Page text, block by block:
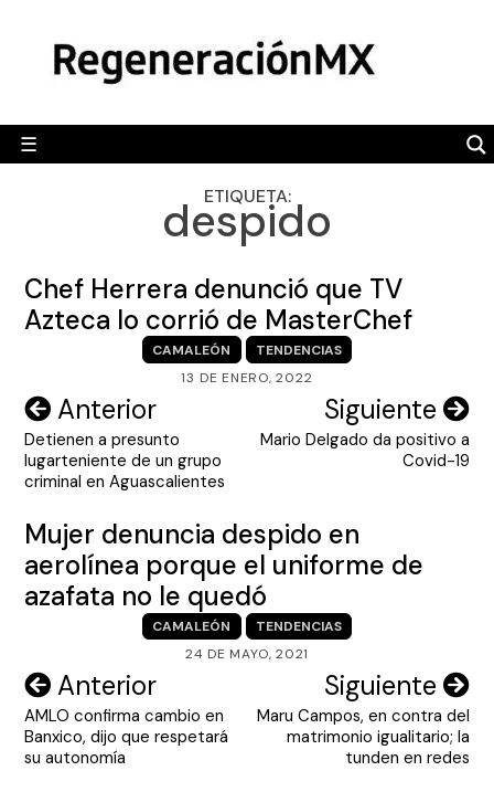
content
☰
POLÍTICA
CAMALEÓN
OPINIÓN
ENGLISH SECTION
VIDEOS
ETIQUETA:
despido
Chef Herrera denunció que TV
Azteca lo corrió de MasterChef
CAMALEÓN
TENDENCIAS
13 DE ENERO, 2022
Navegación
de
entradas
Anterior
Detienen a presunto
lugarteniente de un grupo
criminal en Aguascalientes
Siguiente
Mario Delgado da positivo a
Covid-19
Mujer denuncia despido en
aerolínea porque el uniforme de
azafata no le quedó
CAMALEÓN
TENDENCIAS
24 DE MAYO, 2021
Navegación
de
entradas
Anterior
AMLO confirma cambio en
Banxico, dijo que respetará
su autonomía
Siguiente
Maru Campos, en contra del
matrimonio igualitario; la
tunden en redes